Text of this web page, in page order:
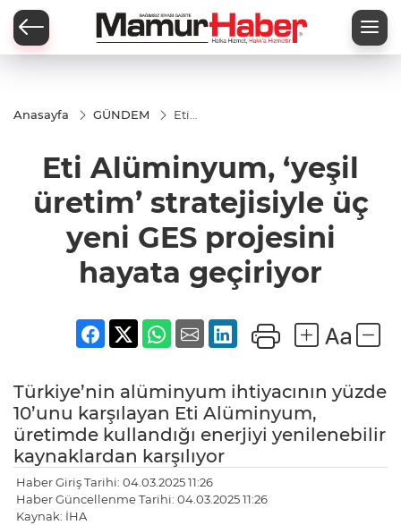
Anasayfa GÜNDEM
Eti
üretim’
stratejisiyle
üç yeni GES
projesini
hayata
geçiriyor
Eti Alüminyum, ‘yeşil
üretim’ stratejisiyle üç
yeni GES projesini
hayata geçiriyor
Türkiye’nin alüminyum ihtiyacının yüzde
10’unu karşılayan Eti Alüminyum,
üretimde kullandığı enerjiyi yenilenebilir
kaynaklardan karşılıyor
Haber Giriş Tarihi: 04.03.2025 11:26
Haber Güncellenme Tarihi: 04.03.2025 11:26
Kaynak: İHA